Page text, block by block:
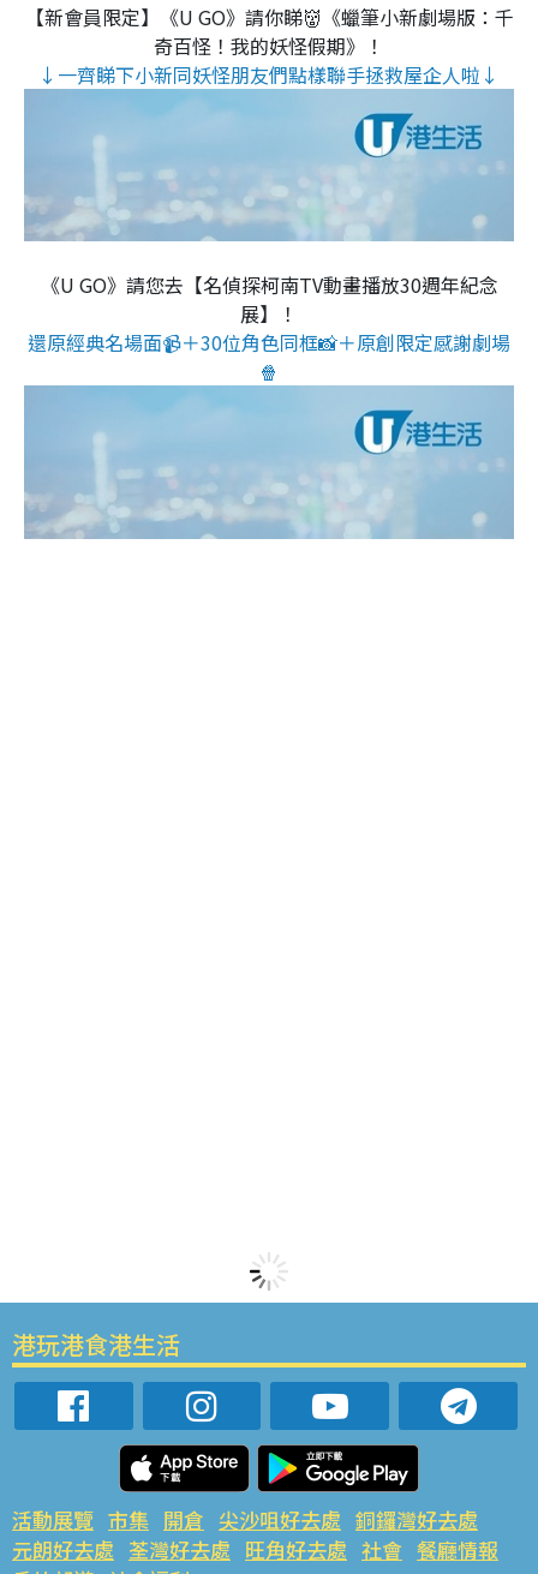
【新會員限定】《U GO》請你睇👹《蠟筆小新劇場版：千
奇百怪！我的妖怪假期》！
↓一齊睇下小新同妖怪朋友們點樣聯手拯救屋企人啦↓
《U GO》請您去【名偵探柯南TV動畫播放30週年紀念
展】！
還原經典名場面📹＋30位角色同框📸＋原創限定感謝劇場
🍿
港玩港食港生活
活動展覽 市集 開倉 尖沙咀好去處 銅鑼灣好去處
元朗好去處 荃灣好去處 旺角好去處 社會 餐廳情報